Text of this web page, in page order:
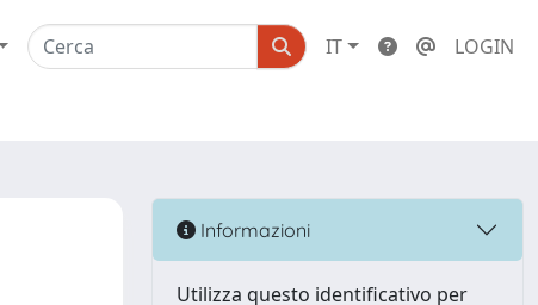
IT LOGIN
Informazioni
Utilizza questo identificativo per